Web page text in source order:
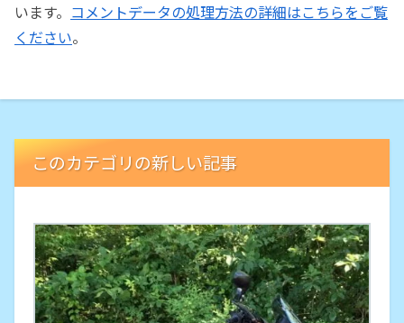
います。 コメントデータの処理方法の詳細はこちらをご覧
ください。
このカテゴリの新しい記事